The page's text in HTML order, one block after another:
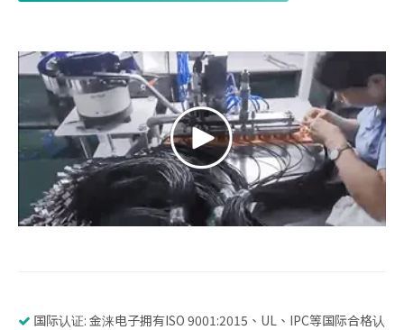
 国际认证: 金涞电子拥有ISO 9001:2015、UL、IPC等国际合格认